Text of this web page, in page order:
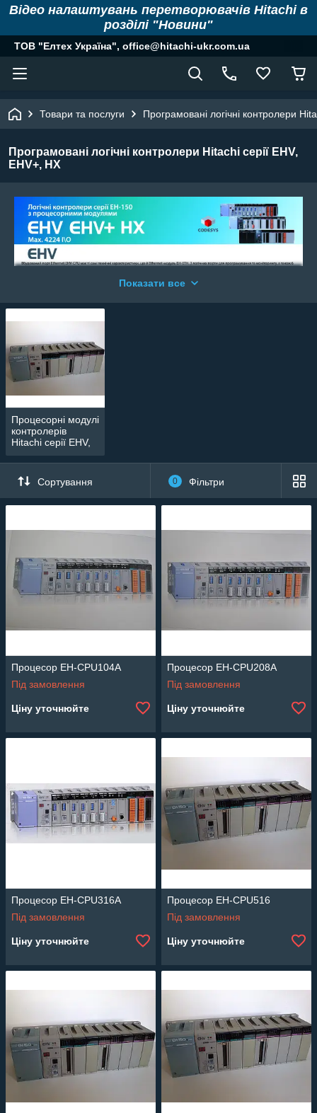
Відео налаштувань перетворювачів Hitachi в
розділі "Новини"
ТОВ "Елтех Україна", office@hitachi-ukr.com.ua
Товари та послуги Програмовані логічні контролери
Програмовані логічні контролери Hitachi серії EHV,
EHV+, HX
Показати все
Процесорні модулі
контролерів
Hitachi серії EHV,
Сортування 0 Фільтри
Процесор EH-CPU104A
Під замовлення
Ціну уточнюйте
Процесор EH-CPU208A
Під замовлення
Ціну уточнюйте
Процесор EH-CPU316A
Під замовлення
Ціну уточнюйте
Процесор EH-CPU516
Під замовлення
Ціну уточнюйте